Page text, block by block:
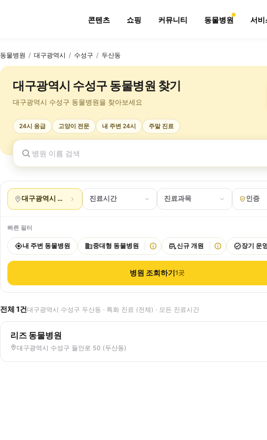
콘텐츠 쇼핑 커뮤니티 동물병원 서비
동물병원 / 대구광역시 / 수성구 / 두산동
대구광역시 수성구 동물병원 찾기
대구광역시 수성구 동물병원을 찾아보세요
24시 응급 고양이 전문 내 주변 24시 주말 진료
대구광역시 수성구 두산동진료시간 진료과목 인증
빠른 필터
내 주변 동물병원 중대형 동물병원 신규 개원 장기 운
병원 조회하기1곳
전체 1건대구광역시 수성구 두산동 · 특화 진료 (전체) · 모든 진료시간
리즈 동물병원
대구광역시 수성구 들안로 50 (두산동)